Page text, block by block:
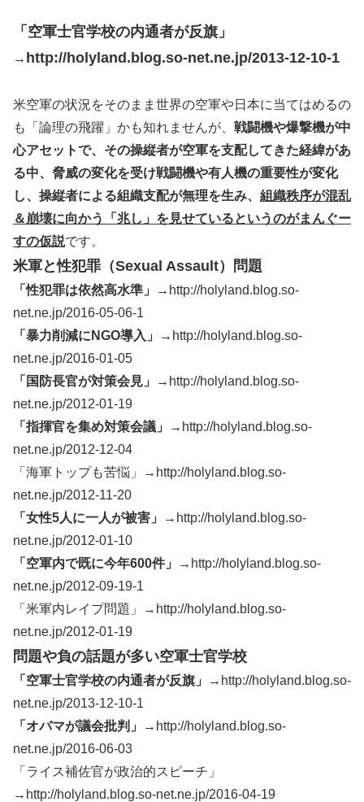
「空軍士官学校の内通者が反旗」
→ http://holyland.blog.so-net.ne.jp/2013-12-10-1
米空軍の状況をそのまま世界の空軍や日本に当てはめるの
も「論理の飛躍」かも知れませんが、 戦闘機や爆撃機が中
心アセットで、その操縦者が空軍を支配してきた経緯があ
る中、脅威の変化を受け戦闘機や有人機の重要性が変化
し、操縦者による組織支配が無理を生み、 組織秩序が混乱
＆崩壊に向かう「兆し」を見せているというのがまんぐー
すの仮説です。
米軍と性犯罪（Sexual Assault）問題
「性犯罪は依然高水準」→ http://holyland.blog.so-
net.ne.jp/2016-05-06-1
「暴力削減にNGO導入」→ http://holyland.blog.so-
net.ne.jp/2016-01-05
「国防長官が対策会見」→ http://holyland.blog.so-
net.ne.jp/2012-01-19
「指揮官を集め対策会議」→ http://holyland.blog.so-
net.ne.jp/2012-12-04
「海軍トップも苦悩」→http://holyland.blog.so-
net.ne.jp/2012-11-20
「女性5人に一人が被害」→ http://holyland.blog.so-
net.ne.jp/2012-01-10
「空軍内で既に今年600件」→ http://holyland.blog.so-
net.ne.jp/2012-09-19-1
「米軍内レイプ問題」→http://holyland.blog.so-
net.ne.jp/2012-01-19
問題や負の話題が多い空軍士官学校
「空軍士官学校の内通者が反旗」→ http://holyland.blog.so-
net.ne.jp/2013-12-10-1
「オバマが議会批判」→ http://holyland.blog.so-
net.ne.jp/2016-06-03
「ライス補佐官が政治的スピーチ」
→http://holyland.blog.so-net.ne.jp/2016-04-19